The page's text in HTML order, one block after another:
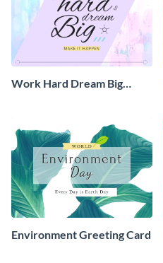
Work Hard Dream Big
Environment Greeting Card